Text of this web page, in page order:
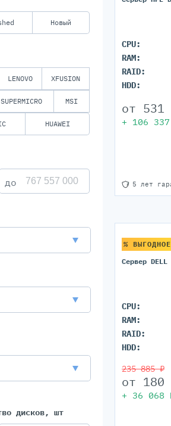
Серверы DELL
DELL G17
DELL G16
DELL G15
DELL G14
Новый
LENOVO XFUSION
SUPERMICRO MSI
HUAWEI
дисков, шт
CPU:
RAM:
RAID:
HDD:
5 лет
от 531
+ 106 337
%
Сервер
CPU:
RAM:
RAID:
HDD:
235 885 ₽
от 180
+ 36 068